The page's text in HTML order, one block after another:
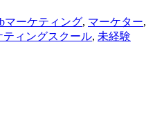
マーケティング, マーケター,
ティングスクール, 未経験